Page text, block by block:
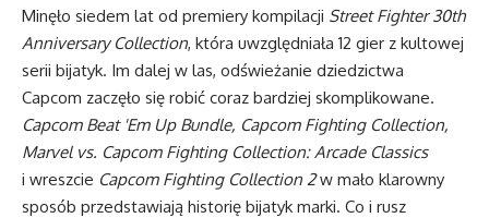
Minęło siedem lat od premiery kompilacji Street Fighter 30th
Anniversary Collection, która uwzględniała 12 gier z kultowej
serii bijatyk. Im dalej w las, odświeżanie dziedzictwa
Capcom zaczęło się robić coraz bardziej skomplikowane.
Capcom Beat 'Em Up Bundle, Capcom Fighting Collection,
Marvel vs. Capcom Fighting Collection: Arcade Classics
i wreszcie Capcom Fighting Collection 2w mało klarowny
sposób przedstawiają historię bijatyk marki. Co i rusz